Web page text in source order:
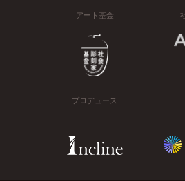
アート基金
プロデュース